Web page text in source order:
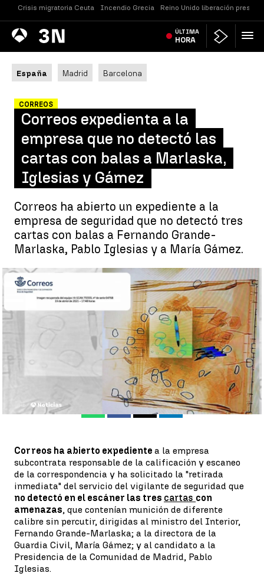
Crisis migratoria Ceuta Incendio Grecia Reino Unido liberación presos
Antena
3 Noticias ÚLTIMA
HORA
España Madrid Barcelona
CORREOS
Correos expedienta a la
empresa que no detectó las
cartas con balas a Marlaska,
Iglesias y Gámez
Correos ha abierto un expediente a la
empresa de seguridad que no detectó tres
cartas con balas a Fernando Grande-
Marlaska, Pablo Iglesias y a María Gámez.
Correos expedienta a la empresa que no detectó las cartas con
balas a Marlaska, Iglesias y Gámez |Antena 3 Noticias
Antena 3 Noticias
Publicado:25 de abril de 2021, 13:15
WhatsappFacebook
X Linkedin
Correos ha abierto expediente a la empresa
subcontrata responsable de la calificación y escaneo
de la correspondencia y ha solicitado la "retirada
inmediata" del servicio del vigilante de seguridad que
no detectó en el escáner las tres cartas con
amenazas, que contenían munición de diferente
calibre sin percutir, dirigidas al ministro del Interior,
Fernando Grande-Marlaska; a la directora de la
Guardia Civil, María Gámez; y al candidato a la
Presidencia de la Comunidad de Madrid, Pablo
Iglesias.